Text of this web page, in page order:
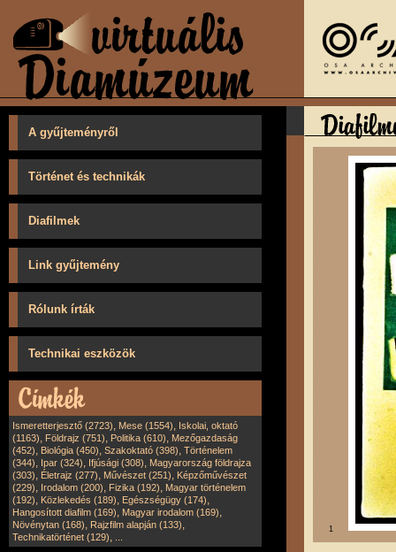
A gyűjteményről
Történet és technikák
Diafilmek
Link gyűjtemény
Rólunk írták
Technikai eszközök
Ismeretterjesztő (2723), Mese (1554), Iskolai, oktató
(1163), Földrajz (751), Politika (610), Mezőgazdaság
(452), Biológia (450), Szakoktató (398), Történelem
(344), Ipar (324), Ifjúsági (308), Magyarország földrajza
(303), Életrajz (277), Művészet (251), Képzőművészet
(229), Irodalom (200), Fizika (192), Magyar történelem
(192), Közlekedés (189), Egészségügy (174),
Hangosított diafilm (169), Magyar irodalom (169),
Növénytan (168), Rajzfilm alapján (133),
Technikatörténet (129),
1